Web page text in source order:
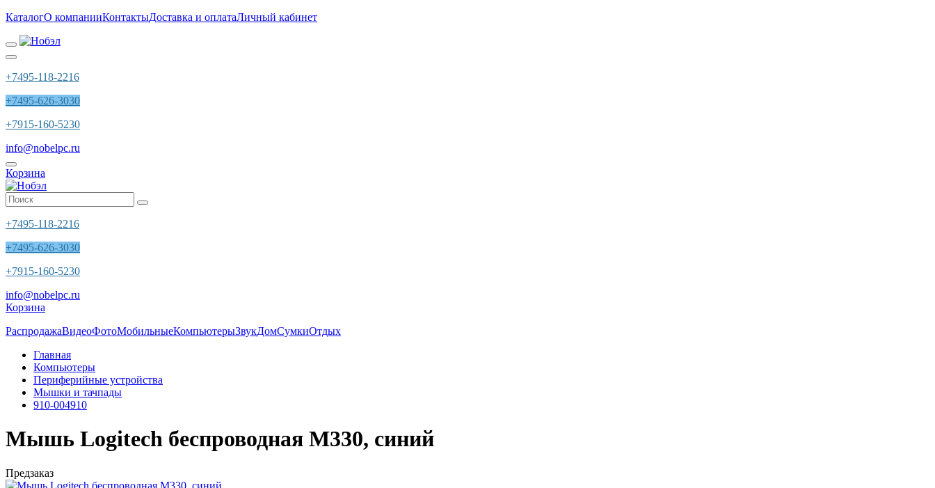
КаталогО компанииКонтактыДоставка и оплатаЛичный кабинет
+7495-118-2216
+7495-626-3030
+7915-160-5230
info@nobelpc.ru
Корзина
+7495-118-2216
+7495-626-3030
+7915-160-5230
info@nobelpc.ru
Корзина
РаспродажаВидеоФотоМобильныеКомпьютерыЗвукДомСумкиОтдых
Главная
Компьютеры
Периферийные устройства
Мышки и тачпады
910-004910
Мышь Logitech беспроводная M330, синий
Предзаказ